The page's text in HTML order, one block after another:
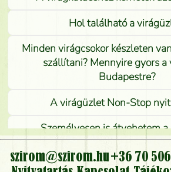
Hol található a
Minden virágcsokor készleten
szállítani? Mennyire gyors a
Budapestre?
A virágüzlet Non-Stop
Személyesen is átvehetem
virágcsokrot, vagy csak
kérhető?
szirom@szirom.hu +36 70